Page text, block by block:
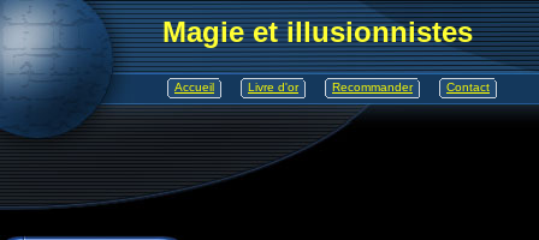
Magie et illusionnistes
Accueil Livre d'or Recommander Contact